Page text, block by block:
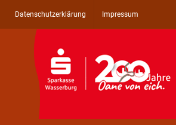
Datenschutzerklärung Impressum